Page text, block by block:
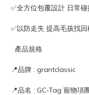
✅全方位包覆設計 日常
✅以防走失 提高毛孩找
  產品規格
📍品牌 : grantclassic
📍品名 : GC-Tag 寵物項